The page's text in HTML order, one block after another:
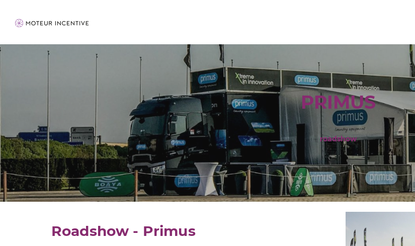
PRIMUS
roadshow
Roadshow - Primus